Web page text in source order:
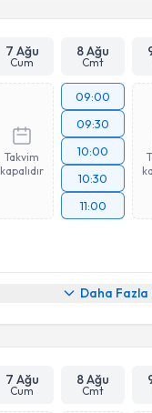
7 Ağu
Cum
8 Ağu
Cmt
Takvim
kapalıdır
09:00
09:30
10:00
10:30
11:00
Daha
7 Ağu
Cum
8 Ağu
Cmt